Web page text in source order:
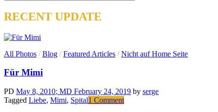
RECENT UPDATE
All Photos /Blog /Featured Articles /Nicht auf Home Seite
Für Mimi
PD May 8, 2010; MD February 24, 2019 by serge
Tagged Liebe, Mimi, Spital1 Comment